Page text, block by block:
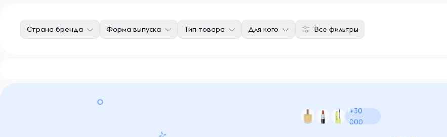
Все фильтры
Страна бренда Форма выпуска Тип товара Для кого
+30
000